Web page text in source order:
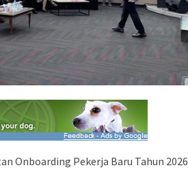
Onboarding Pekerja Baru Tahun 2026